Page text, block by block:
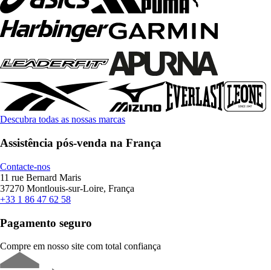
Descubra todas as nossas marcas
Assistência pós-venda na França
Contacte-nos
11 rue Bernard Maris
37270 Montlouis-sur-Loire, França
+33 1 86 47 62 58
Pagamento seguro
Compre em nosso site com total confiança